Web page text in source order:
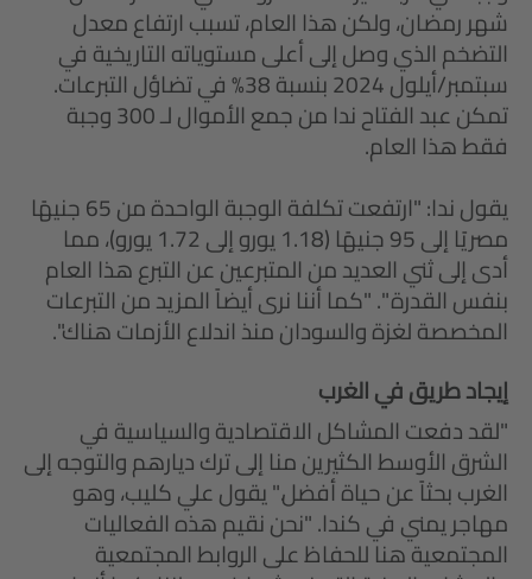
شهر رمضان، ولكن هذا العام، تسبب ارتفاع معدل
التضخم الذي وصل إلى أعلى مستوياته التاريخية في
سبتمبر/أيلول 2024 بنسبة 38% في تضاؤل التبرعات.
تمكن عبد الفتاح ندا من جمع الأموال لـ 300 وجبة
فقط هذا العام.
يقول ندا: "ارتفعت تكلفة الوجبة الواحدة من 65 جنيهًا
مصريًا إلى 95 جنيهًا (1.18 يورو إلى 1.72 يورو)، مما
أدى إلى ثني العديد من المتبرعين عن التبرع هذا العام
بنفس القدرة ". "كما أننا نرى أيضاً المزيد من التبرعات
المخصصة لغزة والسودان منذ اندلاع الأزمات هناك".
إيجاد طريق في الغرب
"لقد دفعت المشاكل الاقتصادية والسياسية في
الشرق الأوسط الكثيرين منا إلى ترك ديارهم والتوجه إلى
الغرب بحثاً عن حياة أفضل." يقول علي كليب، وهو
مهاجر يمني في كندا. "نحن نقيم هذه الفعاليات
المجتمعية هنا للحفاظ على الروابط المجتمعية